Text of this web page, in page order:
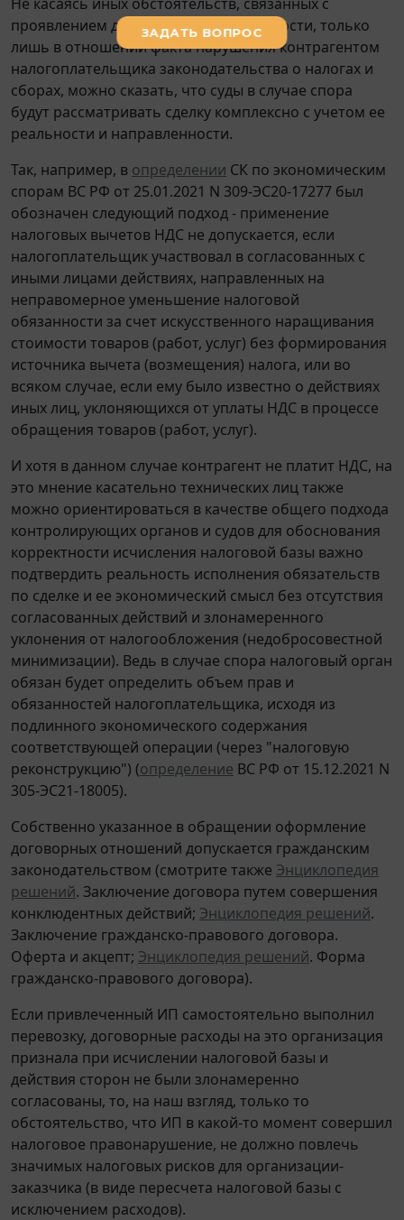
проявлением должной осмотрительности, только
лишь в отношении факта нарушения контрагентом
налогоплательщика законодательства о налогах и
сборах, можно сказать, что суды в случае спора
будут рассматривать сделку комплексно с учетом ее
реальности и направленности.
Так, например, в определении СК по экономическим
спорам ВС РФ от 25.01.2021 N 309-ЭС20-17277 был
обозначен следующий подход - применение
налоговых вычетов НДС не допускается, если
налогоплательщик участвовал в согласованных с
иными лицами действиях, направленных на
неправомерное уменьшение налоговой
обязанности за счет искусственного наращивания
стоимости товаров (работ, услуг) без формирования
источника вычета (возмещения) налога, или во
всяком случае, если ему было известно о действиях
иных лиц, уклоняющихся от уплаты НДС в процессе
обращения товаров (работ, услуг).
И хотя в данном случае контрагент не платит НДС, на
это мнение касательно технических лиц также
можно ориентироваться в качестве общего подхода
контролирующих органов и судов для обоснования
корректности исчисления налоговой базы важно
подтвердить реальность исполнения обязательств
по сделке и ее экономический смысл без отсутствия
согласованных действий и злонамеренного
уклонения от налогообложения (недобросовестной
минимизации). Ведь в случае спора налоговый орган
обязан будет определить объем прав и
обязанностей налогоплательщика, исходя из
подлинного экономического содержания
соответствующей операции (через "налоговую
реконструкцию") (определение ВС РФ от 15.12.2021 N
305-ЭС21-18005).
Собственно указанное в обращении оформление
договорных отношений допускается гражданским
законодательством (смотрите также Энциклопедия
решений. Заключение договора путем совершения
конклюдентных действий; Энциклопедия решений.
Заключение гражданско-правового договора.
Оферта и акцепт; Энциклопедия решений. Форма
гражданско-правового договора).
Если привлеченный ИП самостоятельно выполнил
перевозку, договорные расходы на это организация
признала при исчислении налоговой базы и
действия сторон не были злонамеренно
согласованы, то, на наш взгляд, только то
обстоятельство, что ИП в какой-то момент совершил
налоговое правонарушение, не должно повлечь
значимых налоговых рисков для организации-
заказчика (в виде пересчета налоговой базы с
исключением расходов).